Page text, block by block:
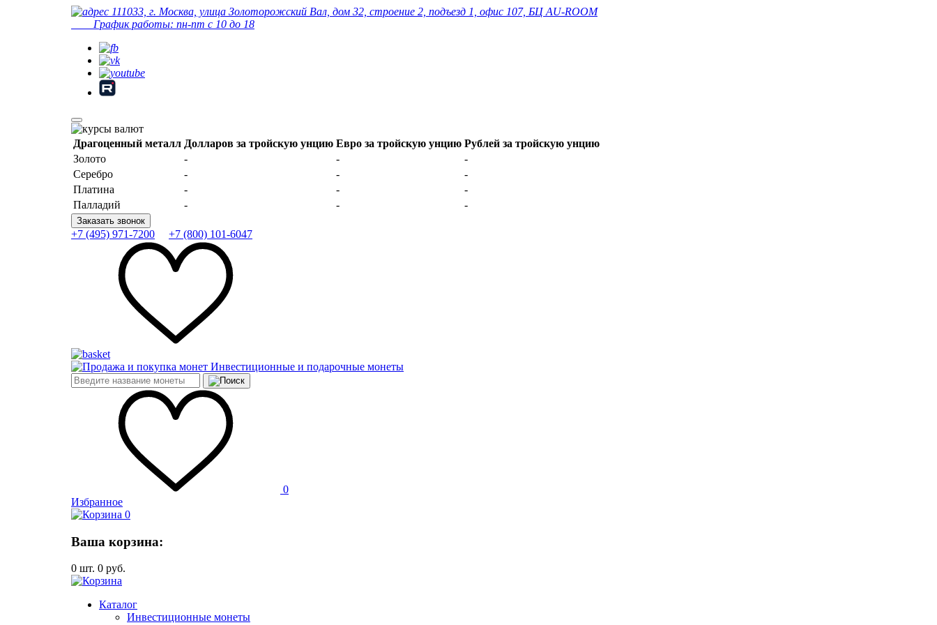
111033, г. Москва, улица Золоторожский Вал, дом 32, строение 2, подъезд 1, офис 107, БЦ AU-ROOM
График работы: пн-пт с 10 до 18
Драгоценный металл Долларов за тройскую унцию Евро за тройскую унцию Рублей за тройскую унцию
Золото
- -
-
Серебро
- -
-
Платина
- -
-
Палладий
- - -
Заказать звонок
+7 (495) 971-7200 +7 (800) 101-6047
Инвестиционные и подарочные монеты
0
Избранное
0
Ваша корзина:
0 шт. 0 руб.
Каталог
Инвестиционные монеты